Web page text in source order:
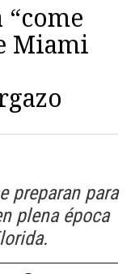
Miami
preparan para
plena época